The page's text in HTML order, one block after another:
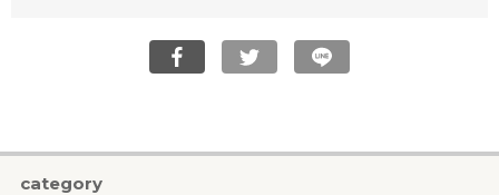
category